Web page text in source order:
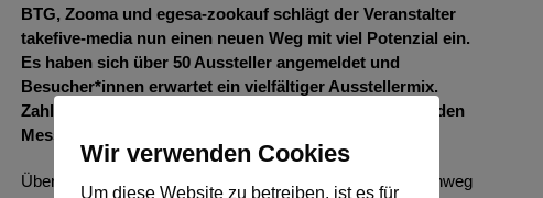
BTG, Zooma und egesa-zookauf schlägt der Veranstalter
takefive-media nun einen neuen Weg mit viel Potenzial ein.
Es haben sich über 50 Aussteller angemeldet und
Besucher*innen erwartet ein vielfältiger Ausstellermix.
Zahlreiche Fachhandelspartner haben sich bereits für den
Messebesuch vorab registriert.
Über die kompletten drei Messetage vom 18. bis 20.08. hinweg
Wir verwenden Cookies
Um diese Website zu betreiben, ist es für